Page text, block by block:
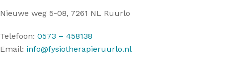
Nieuwe weg 5-08, 7261 NL Ruurlo
Telefoon:0573 – 458138
Email: info@fysiotherapieruurlo.nl